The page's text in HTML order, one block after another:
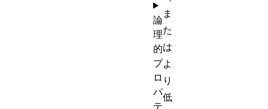
ま
た
は
よ
り
低
論
理
的
プ
ロ
パ
テ